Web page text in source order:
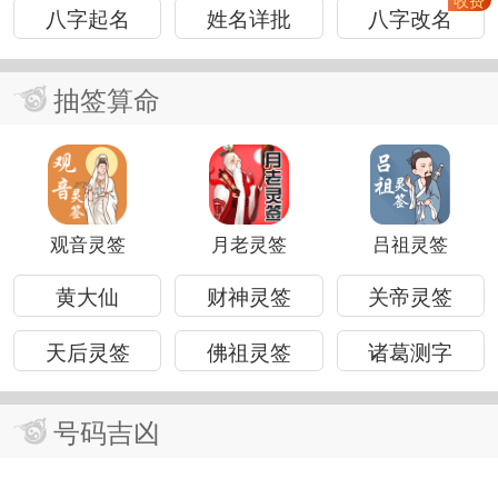
八字起名
姓名详批 八字改名
抽签算命
观音灵签 月老灵签 吕祖灵签
黄大仙 财神灵签
关帝灵签
天后灵签
佛祖灵签 诸葛测字
号码吉凶